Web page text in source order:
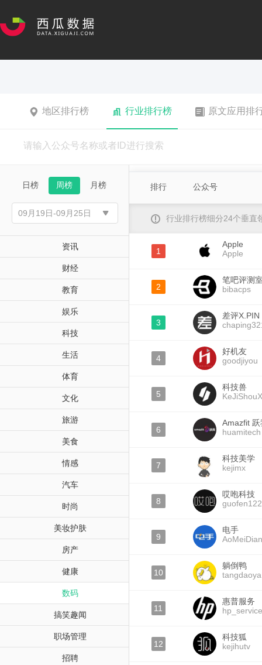
地区排行榜 行业排行榜 原文应用排
日榜 周榜 月榜
资讯
财经
教育
娱乐
科技
生活
体育
文化
旅游
美食
情感
汽车
时尚
美妆护肤
房产
健康
数码
搞笑趣闻
职场管理
招聘
排行 公众号
行业排行榜细分24个垂直
1
Apple
Apple
2
笔吧评测
bibacps
3
差评X.PIN
4
好机友
goodjiyou
5
科技兽
KeJiShouX
6
Amazfit 跃
huamitech
7
科技美学
kejimx
8
哎咆科技
9
电手
10
躺倒鸭
tangdaoya
11
惠普服务
hp_service
12
科技狐
kejihutv